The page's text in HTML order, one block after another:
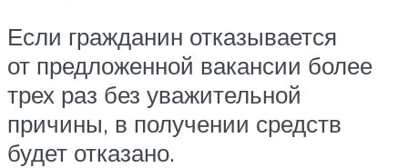
Если гражданин отказывается
от предложенной вакансии более
трех раз без уважительной
причины, в получении средств
будет отказано.